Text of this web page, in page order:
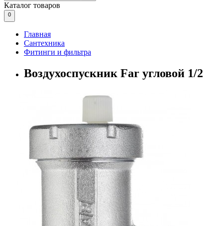
Каталог товаров
0
Главная
Сантехника
Фитинги и фильтра
Воздухоспускник Far угловой 1/2